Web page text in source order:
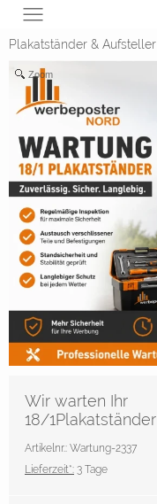
Plakatständer & Aufsteller
Zoom
Wir warten Ihr
18/1Plakatständer
Artikelnr.: Wartung-2337
Lieferzeit*: 3 Tage